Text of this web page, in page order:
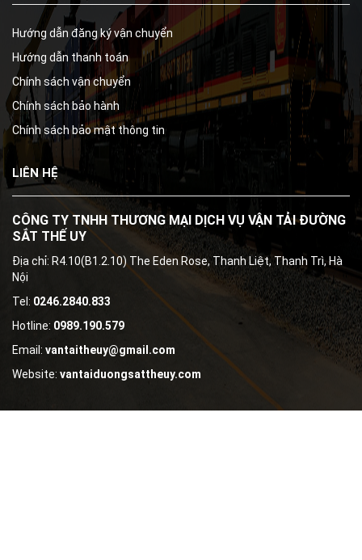
Hướng dẫn đăng ký vận chuyển
Hướng dẫn thanh toán
Chính sách vận chuyển
Chính sách bảo hành
Chính sách bảo mật thông tin
LIÊN HỆ
CÔNG TY TNHH THƯƠNG MẠI DỊCH VỤ VẬN TẢI ĐƯỜNG
SẮT THẾ UY
Địa chỉ: R4.10(B1.2.10) The Eden Rose, Thanh Liệt, Thanh Trì, Hà
Nội
Tel: 0246.2840.833
Hotline: 0989.190.579
Email: vantaitheuy@gmail.com
Website: vantaiduongsattheuy.com